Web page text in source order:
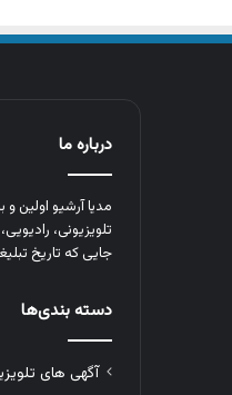
درباره ما
مدیا آرشیو اولین
تلویزیونی،
جایی که تاریخ
دسته بندی‌ها
آگهی های